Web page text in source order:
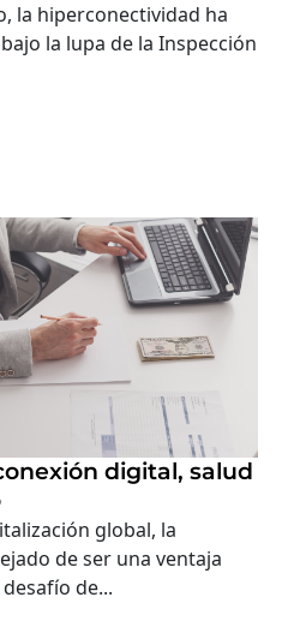
la hiperconectividad ha
la lupa de la Inspección
digital, salud
global, la
de ser una ventaja
de...